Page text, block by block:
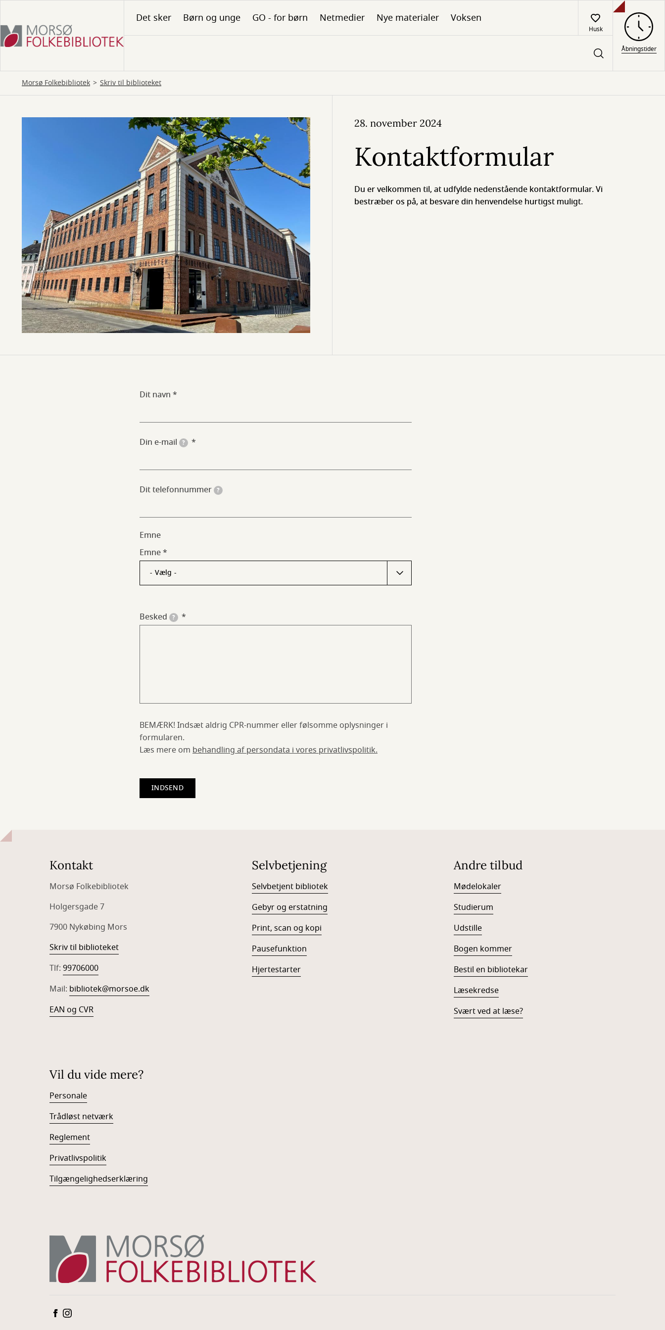
hovedindhold
Det sker Børn og unge GO - for børn Netmedier Nye materialer Voksen
Husk
Åbningstider
Morsø Folkebibliotek Skriv til biblioteket
28. november 2024
Kontaktformular
Du er velkommen til, at udfylde nedenstående kontaktformular. Vi
bestræber os på, at besvare din henvendelse hurtigst muligt.
Dit navn
Din e-mail ?
Dit telefonnummer ?
Emne
Emne
Besked ?
BEMÆRK! Indsæt aldrig CPR-nummer eller følsomme oplysninger i
formularen.
Læs mere om behandling af persondata i vores privatlivspolitik.
Kontakt
Morsø Folkebibliotek
Holgersgade 7
7900 Nykøbing Mors
Skriv til biblioteket
Tlf: 99706000
Mail: bibliotek@morsoe.dk
EAN og CVR
Selvbetjening
Selvbetjent bibliotek
Gebyr og erstatning
Print, scan og kopi
Pausefunktion
Hjertestarter
Andre tilbud
Mødelokaler
Studierum
Udstille
Bogen kommer
Bestil en bibliotekar
Læsekredse
Svært ved at læse?
Vil du vide mere?
Personale
Trådløst netværk
Reglement
Privatlivspolitik
Tilgængelighedserklæring